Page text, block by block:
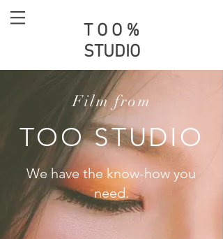
T O O %
STUDIO
Film from
TOO STUDIO
We have the know-how you
need.